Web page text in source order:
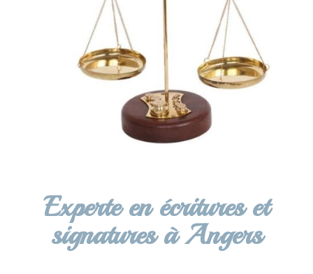
Experte en écritures et
signatures à Angers